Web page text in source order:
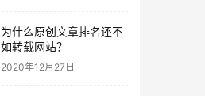
为什么原创文章排名还不
如转载网站？
2020年12月27日